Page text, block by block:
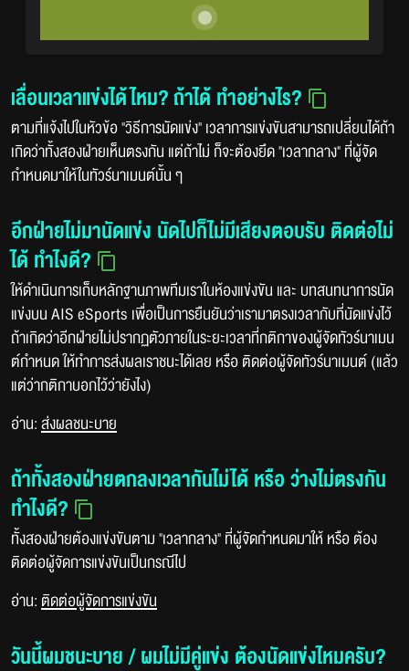
เลื่อนเวลาแข่งได้ไหม? ถ้าได้ ทำอย่างไร?
ตามที่แจ้งไปในหัวข้อ "วิธีการนัดแข่ง" เวลาการแข่งขันสามารถเปลี่ยนได้ถ้า
เกิดว่าทั้งสองฝ่ายเห็นตรงกัน แต่ถ้าไม่ ก็จะต้องยึด "เวลากลาง" ที่ผู้จัด
กำหนดมาให้ในทัวร์นาเมนต์นั้น ๆ
อีกฝ่ายไม่มานัดแข่ง นัดไปก็ไม่มีเสียงตอบรับ ติดต่อไม่
ได้ ทำไงดี?
ให้ดำเนินการเก็บหลักฐานภาพทีมเราในห้องแข่งขัน และ บทสนทนาการนัด
แข่งบน AIS eSports เพื่อเป็นการยืนยันว่าเรามาตรงเวลากับที่นัดแข่งไว้
ถ้าเกิดว่าอีกฝ่ายไม่ปรากฏตัวภายในระยะเวลาที่กติกาของผู้จัดทัวร์นาเมน
ต์กำหนด ให้ทำการส่งผลเราชนะได้เลย หรือ ติดต่อผู้จัดทัวร์นาเมนต์ (แล้ว
แต่ว่ากติกาบอกไว้ว่ายังไง)
อ่าน:ส่งผลชนะบาย
ถ้าทั้งสองฝ่ายตกลงเวลากันไม่ได้ หรือ ว่างไม่ตรงกัน
ทำไงดี?
ทั้งสองฝ่ายต้องแข่งขันตาม "เวลากลาง" ที่ผู้จัดกำหนดมาให้ หรือ ต้อง
ติดต่อผู้จัดการแข่งขันเป็นกรณีไป
อ่าน:ติดต่อผู้จัดการแข่งขัน
วันนี้ผมชนะบาย / ผมไม่มีคู่แข่ง ต้องนัดแข่งไหมครับ?